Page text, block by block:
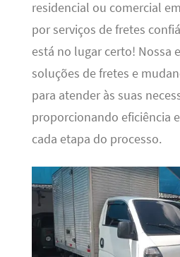
residencial ou comercial
por serviços de fretes
está no lugar certo! Nossa
soluções de fretes e
para atender às suas
proporcionando eficiência
cada etapa do processo.